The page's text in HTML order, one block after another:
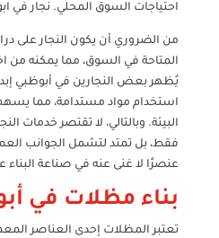
احتياجات السوق المحلي. نجار في
من الضروري أن يكون النجار على
المتاحة في السوق، مما يمكنه من
يُظهر بعض النجارين في أبوظبي
استخدام مواد مستدامة، مما
البيئة. وبالتالي، لا تقتصر خدمات
فقط، بل تمتد لتشمل الجوانب
عنصرًا لا غنى عنه في صناعة البناء
بناء مظلات في
تعتبر المظلات إحدى العناصر